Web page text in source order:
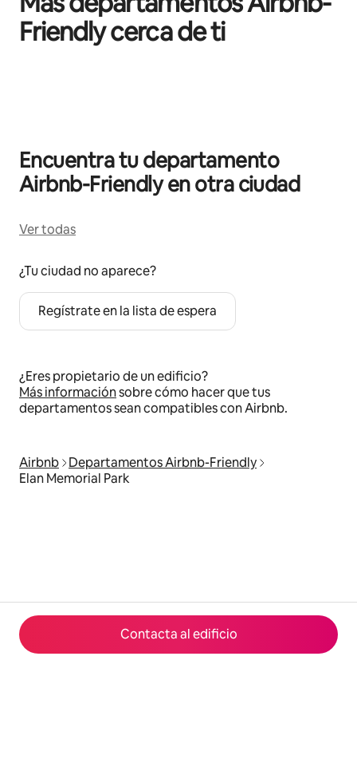
Contacta al edificio
Friendly cerca de ti
Encuentra tu departamento
Airbnb-Friendly en otra ciudad
Ver todas
¿Tu ciudad no aparece?
Regístrate en la lista de espera
¿Eres propietario de un edificio?
Más informaciónsobre cómo hacer que tus
departamentos sean compatibles con Airbnb.
Airbnb
Departamentos Airbnb-Friendly
Elan Memorial Park